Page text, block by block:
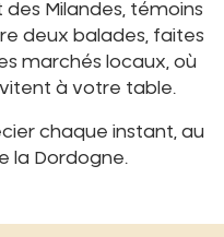
Milandes, témoins
deux balades, faites
marchés locaux, où
à votre table.
chaque instant, au
la Dordogne.